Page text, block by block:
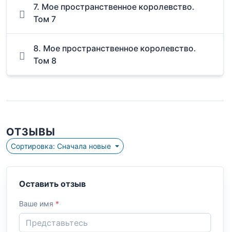
7. Мое пространственное королевство.
Том 7
8. Мое пространственное королевство.
Том 8
ОТЗЫВЫ
Сортировка: Сначала новые
Оставить отзыв
Ваше имя *